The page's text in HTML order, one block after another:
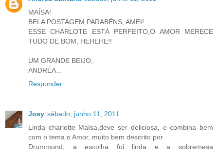
MAÍSA!
BELA POSTAGEM,PARABÉNS, AMEI!
ESSE CHARLOTE ESTÁ PERFEITO,O AMOR MERECE
TUDO DE BOM, HEHEHE!!
UM GRANDE BEIJO,
ANDRÉA...
Responder
Josy sábado, junho 11, 2011
Linda charlotte Maísa,deve ser deliciosa, e combina bem
com o tema o Amor, muito bem descrito por
Drummond, a escolha foi linda e a sobremesa